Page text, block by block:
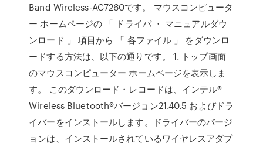
Band Wireless-AC7260です。 マウスコンピュータ
ー ホームページの 「 ドライバ ・ マニュアルダウ
ンロード 」 項目から 「 各ファイル 」 をダウンロ
ードする方法は、以下の通りです。 1. トップ画面
のマウスコンピューター ホームページを表示しま
す。 このダウンロード・レコードは、インテル®
Wireless Bluetooth®バージョン21.40.5 およびドラ
イバーをインストールします。ドライバーのバージ
ョンは、インストールされているワイヤレスアダプ